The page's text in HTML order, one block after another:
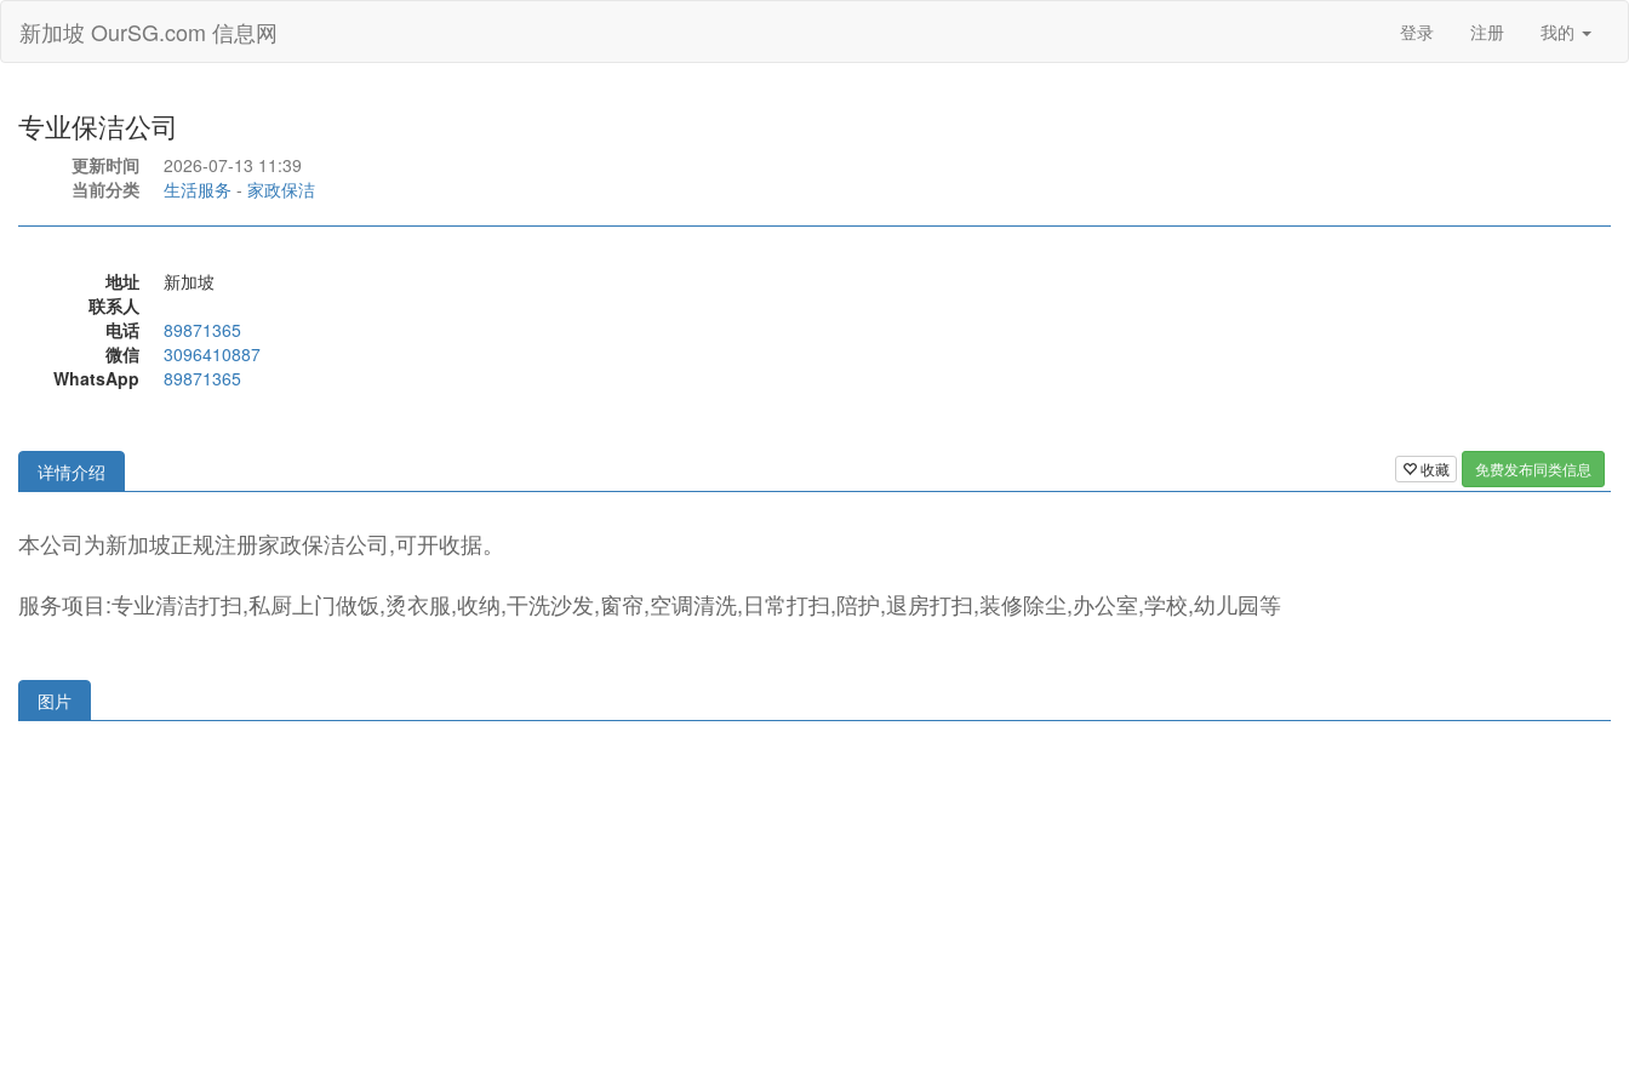
新加坡 OurSG.com 信息网 登录 注册 我的
专业保洁公司
更新时间
2026-07-13 11:39
当前分类
生活服务 - 家政保洁
地址
新加坡
联系人
电话
89871365
微信
3096410887
WhatsApp
89871365
收藏 免费发布同类信息
详情介绍
本公司为新加坡正规注册家政保洁公司,可开收据。
服务项目:专业清洁打扫,私厨上门做饭,烫衣服,收纳,干洗沙发,窗帘,空调清洗,日常打扫,陪护,退房打扫,装修除尘,办公室,学校,幼儿园等
图片